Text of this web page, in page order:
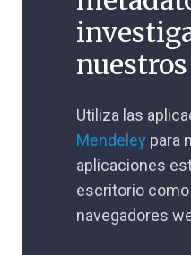
Utiliza las
Mendeley para
aplicaciones
escritorio
navegadores